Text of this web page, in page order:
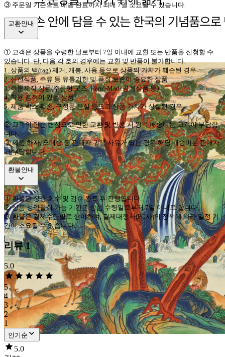
③ 주문일 기준으로 배송 완료까지 최대 7일 소요될 수 있습니다.
교환안내
① 고객은 상품을 수령한 날로부터 7일 이내에 교환 또는 반품을 신청할 수
있습니다.단,다음 각 호의 경우에는 교환 및 반품이 불가합니다.
1. 상품의 택(tag) 제거 개봉 사용 등으로 상품의 가치가 훼손된 경우
2.신선식품 주류 등 유통기한 및 품질 보존이 중요한 상품
3.주문제작 상품(주문형 굿즈, Hand-Made공예상품 등)
4.착용 흔적이 있는 상품
5.제품 박스 훼손,구성품 분실 등으로 상품 가치가 상실된 경우
②고객의 단순 변심으로 인한 교환 및 반품 시 왕복 배송비는 고객이 부담합
니다
③제품 하자,오배송 등 판매자 귀책 사유가 있는 경우 해당 배송비는 판매자
가 부담합니다.
환불안내
①환불은 상품 회수 및 검수 완료 후 진행됩니다.
②상품 청약철회 가능 기간은 상품 수령일로부터7일 이내로 합니다.
③환불은 결제수단별로 상이하며,결제대행사(PG사)의 정책에 따라 일정 기
간이 소요될 수 있습니다.
리뷰 1
5.0
5
4
3
2
1
인기순
5.0